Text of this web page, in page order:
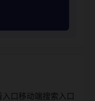
口移动端搜索入口